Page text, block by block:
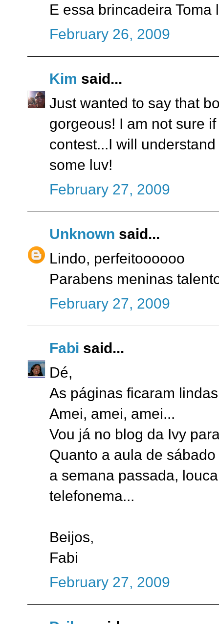
E essa brincadeira
February 26, 2009
Kim said...
Just wanted to say that
gorgeous! I am not sure
contest...I will
some luv!
February 27, 2009
Unknown said...
Lindo, perfeitoooooo
Parabens meninas
February 27, 2009
Fabi said...
Dé,
As páginas ficaram
Amei, amei, amei...
Vou já no blog da Ivy
Quanto a aula de
a semana passada,
telefonema...
Beijos,
Fabi
February 27, 2009